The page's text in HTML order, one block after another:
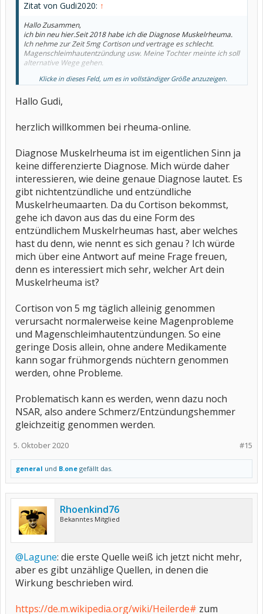
Zitat von Gudi2020: ↑
Hallo Zusammen,
ich bin neu hier.Seit 2018 habe ich die Diagnose Muskelrheuma.
Ich nehme zur Zeit 5mg Cortison und vertrage es schlecht.
Magenschleimhautentzündung usw. Meine Tochter meinte ich soll
alternative Wege gehen.
Habt ihr Erfahrungen mit Heilpraktikerin gemacht? Ich wohne im
Gudi
Klicke in dieses Feld, um es in vollständiger Größe anzuzeigen.
Hallo Gudi,
herzlich willkommen bei rheuma-online.
Diagnose Muskelrheuma ist im eigentlichen Sinn ja
keine differenzierte Diagnose. Mich würde daher
interessieren, wie deine genaue Diagnose lautet. Es
gibt nichtentzündliche und entzündliche
Muskelrheumaarten. Da du Cortison bekommst,
gehe ich davon aus das du eine Form des
entzündlichem Muskelrheumas hast, aber welches
hast du denn, wie nennt es sich genau ? Ich würde
mich über eine Antwort auf meine Frage freuen,
denn es interessiert mich sehr, welcher Art dein
Muskelrheuma ist?
Cortison von 5 mg täglich alleinig genommen
verursacht normalerweise keine Magenprobleme
und Magenschleimhautentzündungen. So eine
geringe Dosis allein, ohne andere Medikamente
kann sogar frühmorgends nüchtern genommen
werden, ohne Probleme.
Problematisch kann es werden, wenn dazu noch
NSAR, also andere Schmerz/Entzündungshemmer
gleichzeitig genommen werden.
#15
5. Oktober 2020
general und B.one gefällt das.
Rhoenkind76
Bekanntes Mitglied
@Lagune: die erste Quelle weiß ich jetzt nicht mehr,
aber es gibt unzählige Quellen, in denen die
Wirkung beschrieben wird.
https://de.m.wikipedia.org/wiki/Heilerde# zum